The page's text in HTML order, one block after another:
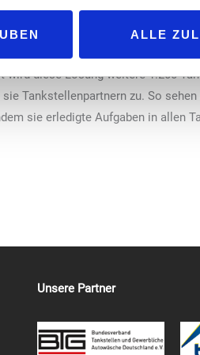
ALLE
den Aral-Tankstellen nutzen bereits
und zur Einhaltung von
diese Lösung weitere 1.200
Tankstellenpartnern zu. So
sie erledigte Aufgaben in allen
Unsere Partner